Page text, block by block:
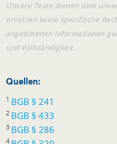
Unsere Texte dienen dem
ersetzen keine spezifische
angebotenen Informationen
und Vollständigkeit.
Quellen:
1 BGB § 241
2 BGB § 433
3 BGB § 286
4